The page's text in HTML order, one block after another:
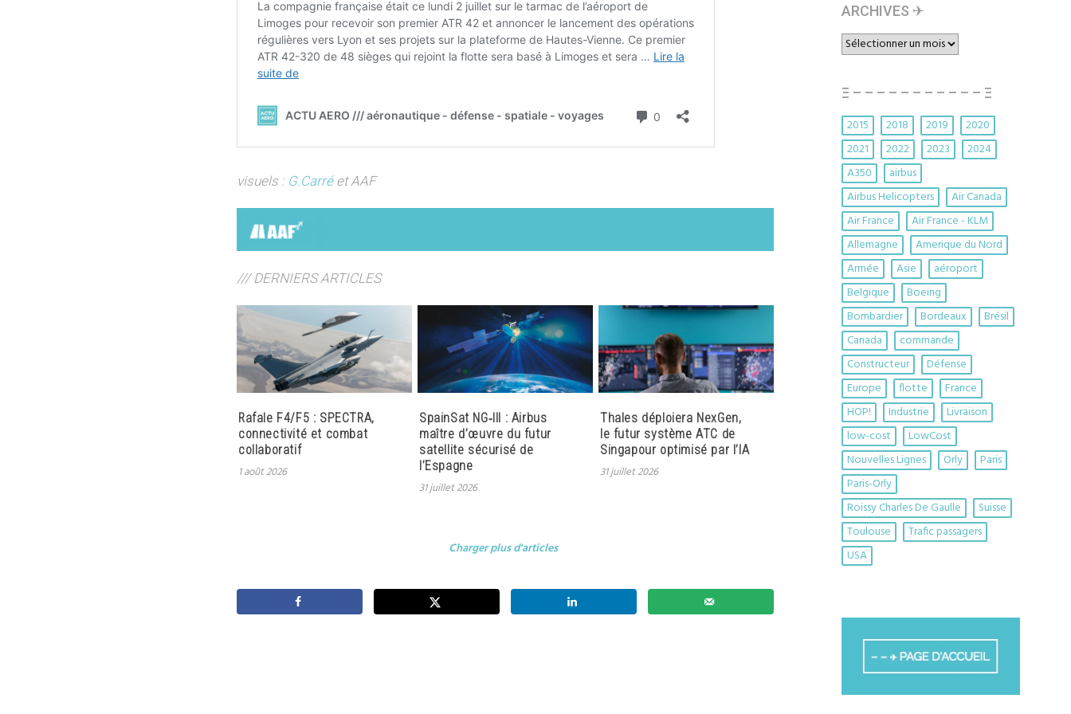
visuels : G.Carréet AAF
/// DERNIERS ARTICLES
Rafale F4/F5 : SPECTRA,
connectivité et combat
collaboratif
1 août 2026
SpainSat NG‑III : Airbus
maître d’œuvre du futur
satellite sécurisé de
l’Espagne
31 juillet 2026
Thales déploiera NexGen,
le futur système ATC de
Singapour optimisé par l’IA
31 juillet 2026
Charger plus d'articles
ARCHIVES ✈︎
ARCHIVES
✈︎
Ξ – – – – – – – – – – – Ξ
2015 2018 2019
2020
2021
2022 2023
2024
A350
airbus
Airbus Helicopters
Air Canada
Air France
Air France - KLM
Allemagne
Amerique du Nord
Armée
Asie
aéroport
Belgique
Boeing
Bombardier
Bordeaux
Brésil
Canada
commande
Constructeur
Défense
Europe
flotte
France
HOP!
Industrie
Livraison
low-cost
LowCost
Nouvelles Lignes
Orly
Paris
Paris-Orly
Roissy Charles De Gaulle
Suisse
Toulouse
Trafic passagers
USA